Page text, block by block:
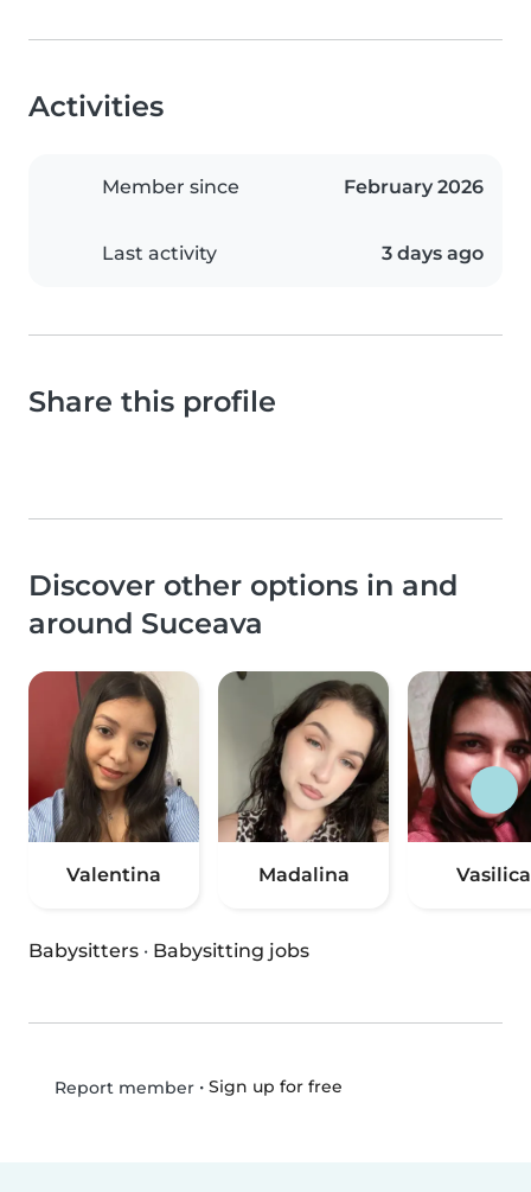
Activities
Member since February 2026
Last activity 3 days ago
Share this profile
Discover other options in and
around Suceava
Valentina Madalina Vasilica
Babysitters · Babysitting jobs
Report member• Sign up for free